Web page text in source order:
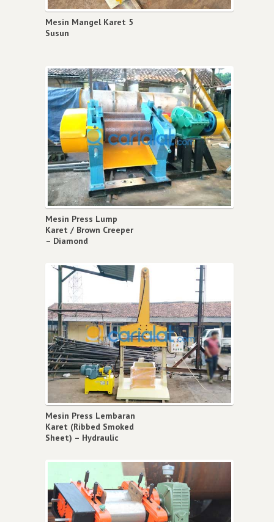
Mesin Mangel Karet 5
Susun
Mesin Press Lump
Karet / Brown Creeper
– Diamond
Mesin Press Lembaran
Karet (Ribbed Smoked
Sheet) – Hydraulic